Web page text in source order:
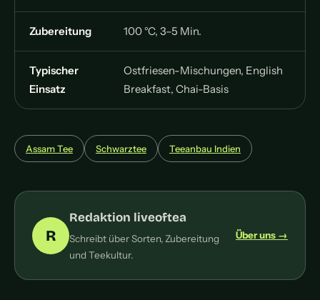
Zubereitung 100 °C, 3–5 Min.
Typischer
Einsatz
Ostfriesen-Mischungen, English
Breakfast, Chai-Basis
Assam Tee Schwarztee Teeanbau Indien
R
Redaktion liveoftea
Schreibt über Sorten, Zubereitung
und Teekultur.
Über uns →